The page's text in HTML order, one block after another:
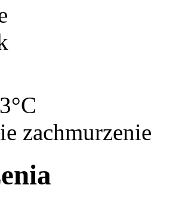
zachmurzenie